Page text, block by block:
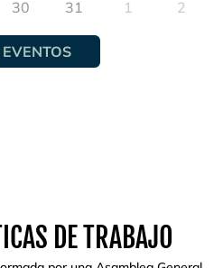
30 31 1 2
DE TRABAJO